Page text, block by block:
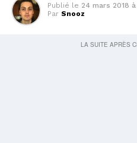
Publié le 24 mars 2018 à
Par Snooz